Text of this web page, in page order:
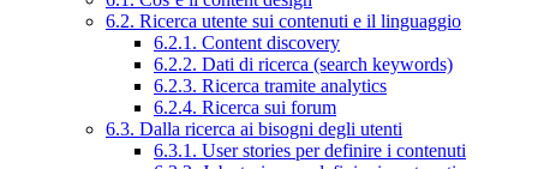
6.2. Ricerca utente sui contenuti e il linguaggio
6.2.1. Content discovery
6.2.2. Dati di ricerca (search keywords)
6.2.3. Ricerca tramite analytics
6.2.4. Ricerca sui forum
6.3. Dalla ricerca ai bisogni degli utenti
6.3.1. User stories per definire i contenuti